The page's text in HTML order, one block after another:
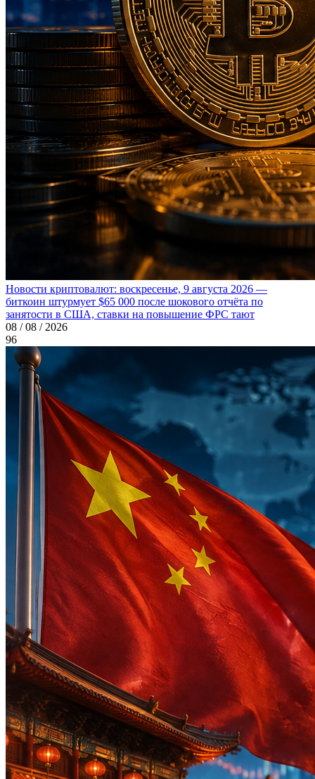
Новости криптовалют: воскресенье, 9 августа 2026 —
биткоин штурмует $65 000 после шокового отчёта по
занятости в США, ставки на повышение ФРС тают
08 / 08 / 2026
96